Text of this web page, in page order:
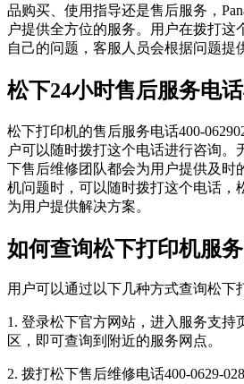
品购买、使用指导还是售后服务，
户提供全方位的服务。用户在拨打这
自己的问题，客服人员会根据问题提
松下24小时售后服务电话
松下打印机的售后服务电话400-
户可以随时拨打这个电话进行咨询。
下售后维修团队都会为用户提供及时
机问题时，可以随时拨打这个电话，
为用户提供解决方案。
如何查询松下打印机服
用户可以通过以下几种方式查询松下
1. 登录松下官方网站，进入服务支持
区，即可查询到附近的服务网点。
2. 拨打松下售后维修电话400-0629-